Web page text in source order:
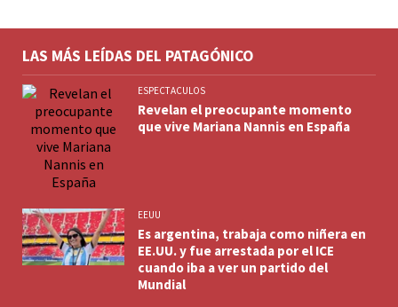
LAS MÁS LEÍDAS DEL PATAGÓNICO
ESPECTACULOS
Revelan el preocupante momento
que vive Mariana Nannis en España
EEUU
Es argentina, trabaja como niñera en
EE.UU. y fue arrestada por el ICE
cuando iba a ver un partido del
Mundial